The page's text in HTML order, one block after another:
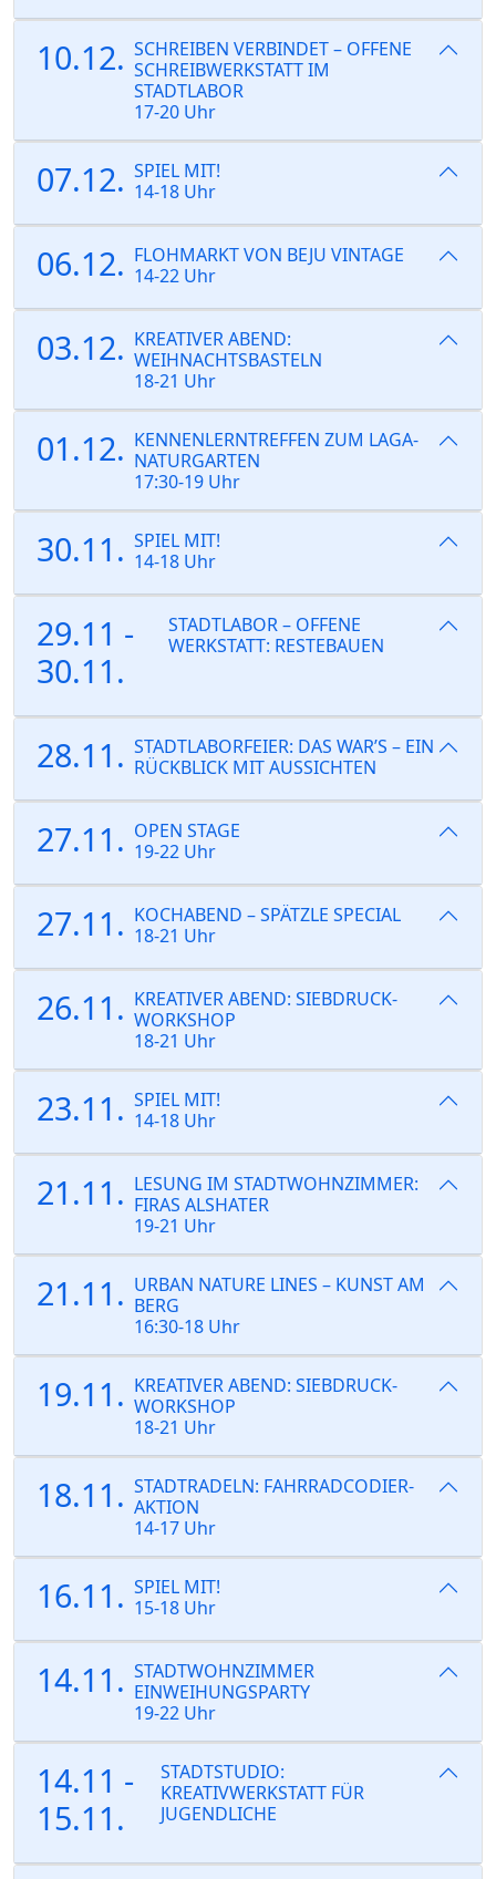
10.12. SCHREIBEN VERBINDET – OFFENE
SCHREIBWERKSTATT IM
STADTLABOR
17-20 Uhr
07.12. SPIEL MIT!
14-18 Uhr
06.12. FLOHMARKT VON BEJU VINTAGE
14-22 Uhr
03.12. KREATIVER ABEND:
WEIHNACHTSBASTELN
18-21 Uhr
01.12. KENNENLERNTREFFEN ZUM LAGA-
NATURGARTEN
17:30-19 Uhr
30.11. SPIEL MIT!
14-18 Uhr
29.11 -
30.11.
STADTLABOR – OFFENE
WERKSTATT: RESTEBAUEN
28.11. STADTLABORFEIER: DAS WAR’S – EIN
RÜCKBLICK MIT AUSSICHTEN
27.11. OPEN STAGE
19-22 Uhr
27.11. KOCHABEND – SPÄTZLE SPECIAL
18-21 Uhr
26.11. KREATIVER ABEND: SIEBDRUCK-
WORKSHOP
18-21 Uhr
23.11. SPIEL MIT!
14-18 Uhr
21.11. LESUNG IM STADTWOHNZIMMER:
FIRAS ALSHATER
19-21 Uhr
21.11. URBAN NATURE LINES – KUNST AM
BERG
16:30-18 Uhr
19.11. KREATIVER ABEND: SIEBDRUCK-
WORKSHOP
18-21 Uhr
18.11. STADTRADELN: FAHRRADCODIER-
AKTION
14-17 Uhr
16.11. SPIEL MIT!
15-18 Uhr
14.11. STADTWOHNZIMMER
EINWEIHUNGSPARTY
19-22 Uhr
14.11 -
15.11.
STADTSTUDIO:
KREATIVWERKSTATT FÜR
JUGENDLICHE